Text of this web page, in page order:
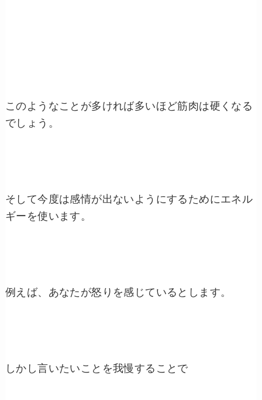
このようなことが多ければ多いほど筋肉は硬くなる
でしょう。
そして今度は感情が出ないようにするためにエネル
ギーを使います。
例えば、あなたが怒りを感じているとします。
しかし言いたいことを我慢することで